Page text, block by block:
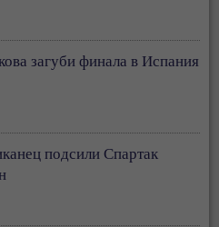
загуби финала в Испания
подсили Спартак